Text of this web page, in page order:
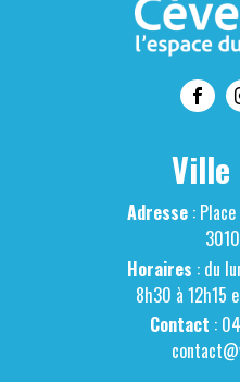
Ville
Adresse: Place
Horaires : du
8h30 à 12h15
Contact :